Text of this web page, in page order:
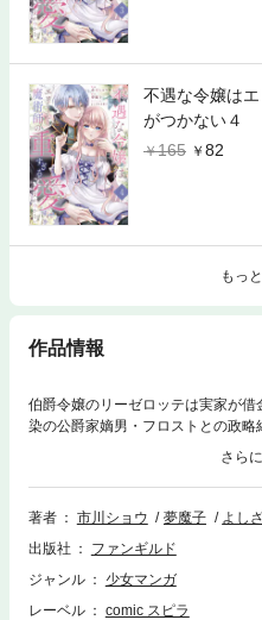
不遇な令嬢は
がつかない４
165
82
もっ
作品情報
伯爵令嬢のリーゼロッテは実家が
染の公爵家嫡男・フロストとの政
しぶりのフロストとの再会―…、大
ったが、彼は幼少期から変わらな
くる。耐えきれなくなったリーゼ
婚約解消と家出を決意。そんなリー
―…？「なぁ リーゼ お前は僕から逃
ら逃げたい不遇令嬢と初恋を拗らせ
著者 市川ショウ 夢魔子
よし
出版社
ファンギルド
ジャンル
少女マンガ
レーベル
comic スピラ